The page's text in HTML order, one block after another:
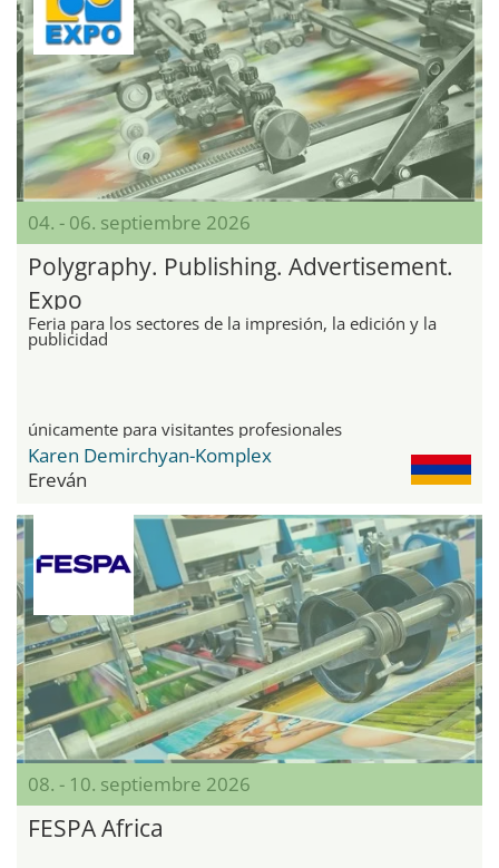
04. - 06. septiembre 2026
Polygraphy. Publishing. Advertisement.
Expo
Feria para los sectores de la impresión, la edición y la
publicidad
únicamente para visitantes profesionales
Karen Demirchyan-Komplex
Ereván
08. - 10. septiembre 2026
FESPA Africa